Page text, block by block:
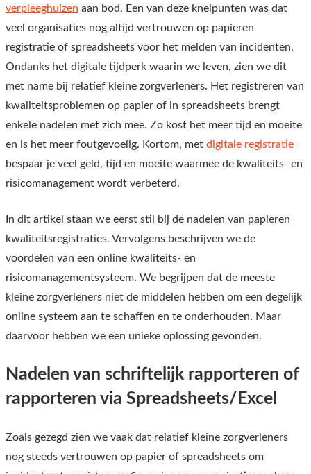
verpleeghuizen aan bod. Een van deze knelpunten was dat
veel organisaties nog altijd vertrouwen op papieren
registratie of spreadsheets voor het melden van incidenten.
Ondanks het digitale tijdperk waarin we leven, zien we dit
met name bij relatief kleine zorgverleners. Het registreren van
kwaliteitsproblemen op papier of in spreadsheets brengt
enkele nadelen met zich mee. Zo kost het meer tijd en moeite
en is het meer foutgevoelig. Kortom, met digitale registratie
bespaar je veel geld, tijd en moeite waarmee de kwaliteits- en
risicomanagement wordt verbeterd.
In dit artikel staan we eerst stil bij de nadelen van papieren
kwaliteitsregistraties. Vervolgens beschrijven we de
voordelen van een online kwaliteits- en
risicomanagementsysteem. We begrijpen dat de meeste
kleine zorgverleners niet de middelen hebben om een degelijk
online systeem aan te schaffen en te onderhouden. Maar
daarvoor hebben we een unieke oplossing gevonden.
Nadelen van schriftelijk rapporteren of
rapporteren via Spreadsheets/Excel
Zoals gezegd zien we vaak dat relatief kleine zorgverleners
nog steeds vertrouwen op papier of spreadsheets om